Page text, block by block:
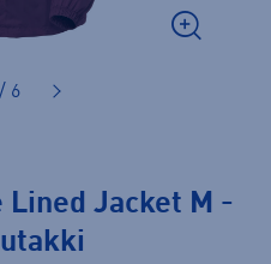
6
Jacket M -